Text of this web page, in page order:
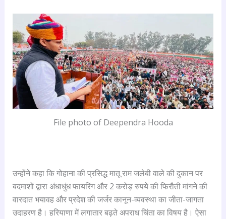
File photo of Deependra Hooda
उन्होंने कहा कि गोहाना की प्रसिद्ध मातू राम जलेबी वाले की दुकान पर
बदमाशों द्वारा अंधाधुंध फायरिंग और 2 करोड़ रुपये की फिरौती मांगने की
वारदात भयावह और प्रदेश की जर्जर कानून-व्यवस्था का जीता-जागता
उदाहरण है। हरियाणा में लगातार बढ़ते अपराध चिंता का विषय है। ऐसा